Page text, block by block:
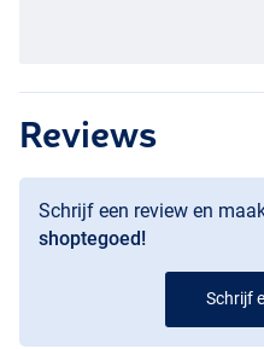
Reviews
Schrijf een review en
shoptegoed!
Schrijf